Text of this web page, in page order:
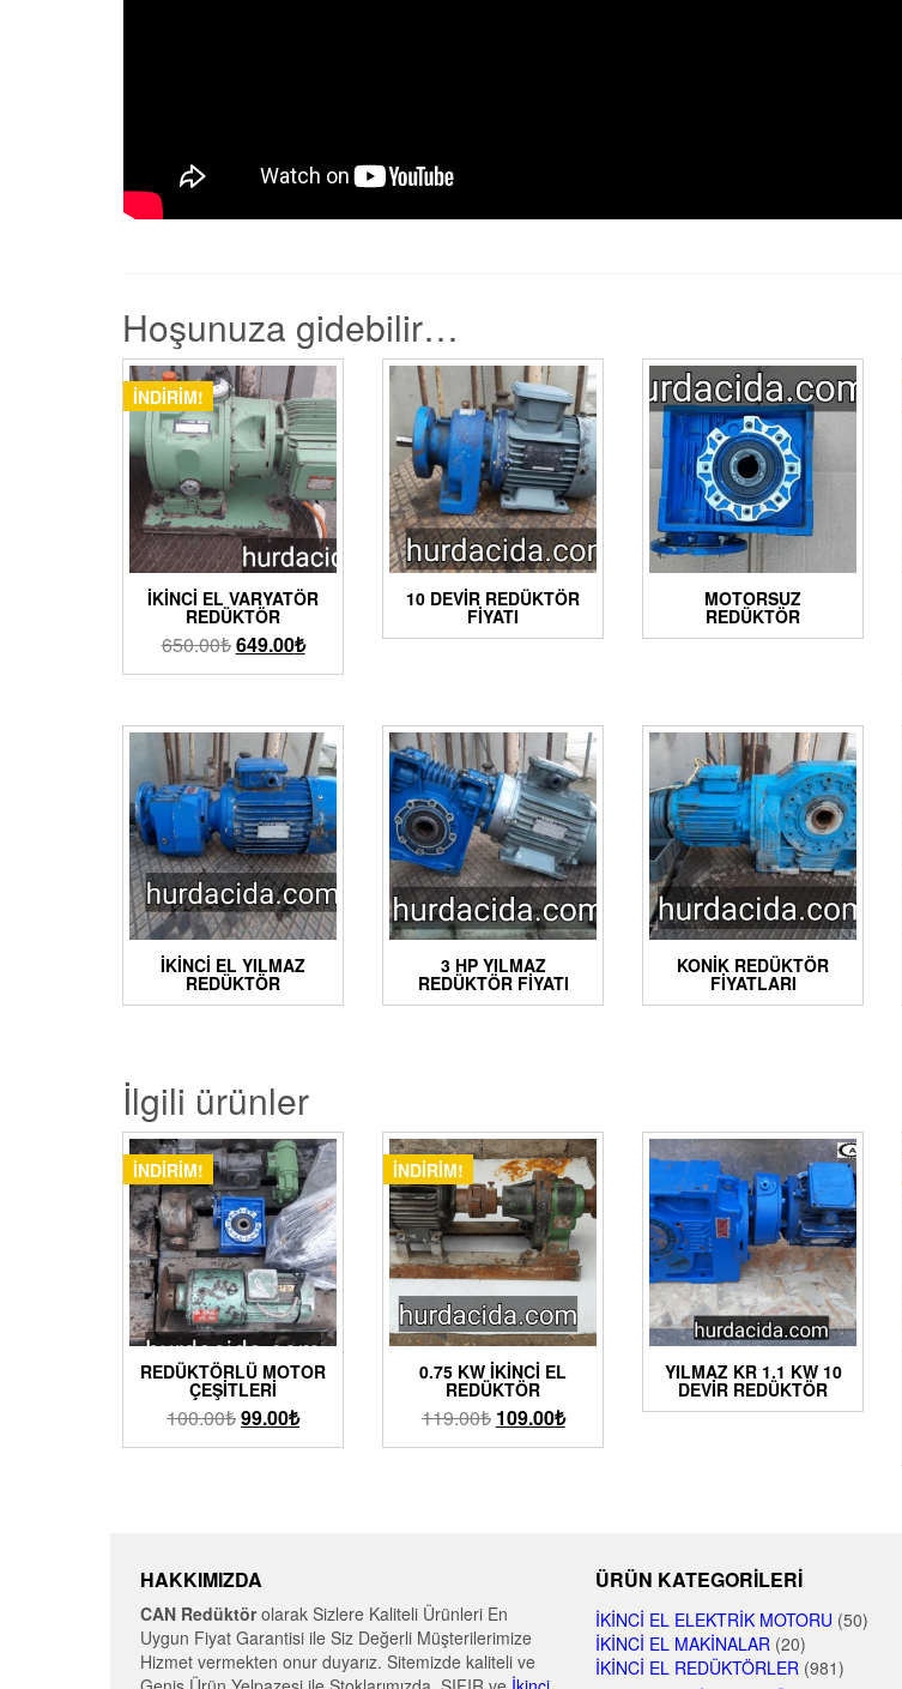
Hoşunuza gidebilir…
İNDIRIM!
İKINCI EL VARYATÖR
REDÜKTÖR
650.00₺649.00₺
10 DEVIR REDÜKTÖR
FIYATI
MOTORSUZ
REDÜKTÖR
İKINCI EL YILMAZ
REDÜKTÖR
3 HP YILMAZ
REDÜKTÖR FIYATI
KONIK REDÜKTÖR
FIYATLARI
İlgili ürünler
İNDIRIM!
REDÜKTÖRLÜ MOTOR
ÇEŞITLERI
100.00₺99.00₺
İNDIRIM!
0.75 KW İKINCI EL
REDÜKTÖR
119.00₺ 109.00₺
YILMAZ KR 1.1 KW 10
DEVIR REDÜKTÖR
HAKKIMIZDA
CAN Redüktörolarak Sizlere Kaliteli Ürünleri En
Uygun Fiyat Garantisi ile Siz Değerli Müşterilerimize
Hizmet vermekten onur duyarız. Sitemizde kaliteli ve
ÜRÜN KATEGORILERI
İKINCI EL ELEKTRIK MOTORU (50)
İKINCI EL MAKINALAR (20)
İKINCI EL REDÜKTÖRLER (981)